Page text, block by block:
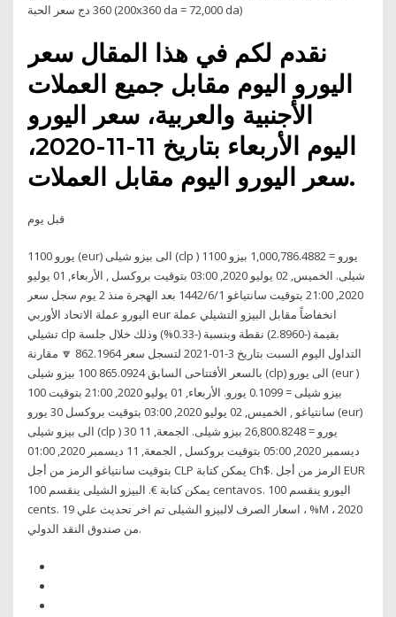
360 دج سعر الحبة (200x360 da = 72,000 da)
نقدم لكم في هذا المقال سعر
اليورو اليوم مقابل جميع العملات
الأجنبية والعربية، سعر اليورو
اليوم الأربعاء بتاريخ 11-11-2020،
سعر اليورو اليوم مقابل العملات.
قبل يوم
1100 يورو (eur) الى بيزو شيلى (clp ) 1100 يورو = 1,000,786.4882 بيزو
شيلى. الخميس, 02 يوليو 2020, 03:00 بتوقيت بروكسل , الأربعاء, 01 يوليو
2020, 21:00 بتوقيت سانتياغو 1‏‏/6‏‏/1442 بعد الهجرة منذ 2 يوم سجل سعر
اليورو عملة الاتحاد الأوربي eur انخفاضاً مقابل البيزو التشيلي عملة
تشيلي clp بقيمة (-2.8960) نقطة وبنسبة (-0.33%) وذلك خلال جلسة
التداول اليوم السبت بتاريخ 3-01-2021 لتسجل سعر 862.1964 🔽 مقارنة
بالسعر الأفتتاحى السابق 865.0924 100 بيزو شيلى (clp) الى يورو (eur )
100 بيزو شيلى = 0.1099 يورو. الأربعاء, 01 يوليو 2020, 21:00 بتوقيت
سانتياغو , الخميس, 02 يوليو 2020, 03:00 بتوقيت بروكسل 30 يورو (eur)
الى بيزو شيلى (clp ) 30 يورو = 26,800.8248 بيزو شيلى. الجمعة, 11
ديسمبر 2020, 05:00 بتوقيت بروكسل , الجمعة, 11 ديسمبر 2020, 01:00
بتوقيت سانتياغو الرمز من أجل CLP يمكن كتابة Ch$. الرمز من أجل EUR
يمكن كتابة €. البيزو الشيلى ينقسم 100 centavos. اليورو ينقسم 100
cents. اسعار الصرف لالبيزو الشيلى تم اخر تحديث علي 19 ، %M ، 2020
من صندوق النقد الدولي.